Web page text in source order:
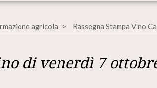
agricola Rassegna Stampa Vino
di venerdì 7